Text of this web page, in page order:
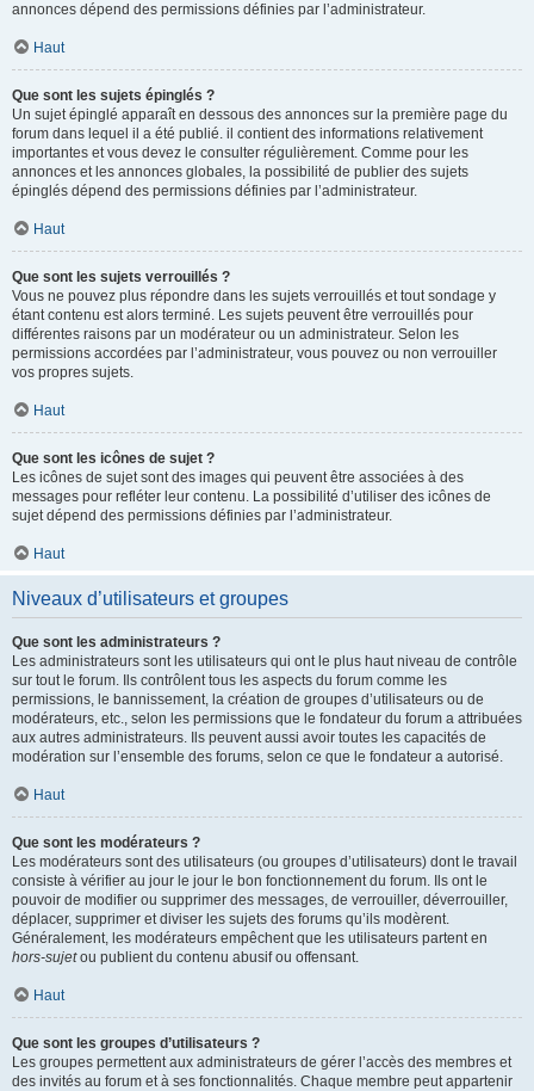
annonces dépend des permissions définies par l’administrateur.
Haut
Que sont les sujets épinglés ?
Un sujet épinglé apparaît en dessous des annonces sur la première page du
forum dans lequel il a été publié. il contient des informations relativement
importantes et vous devez le consulter régulièrement. Comme pour les
annonces et les annonces globales, la possibilité de publier des sujets
épinglés dépend des permissions définies par l’administrateur.
Haut
Que sont les sujets verrouillés ?
Vous ne pouvez plus répondre dans les sujets verrouillés et tout sondage y
étant contenu est alors terminé. Les sujets peuvent être verrouillés pour
différentes raisons par un modérateur ou un administrateur. Selon les
permissions accordées par l’administrateur, vous pouvez ou non verrouiller
vos propres sujets.
Haut
Que sont les icônes de sujet ?
Les icônes de sujet sont des images qui peuvent être associées à des
messages pour refléter leur contenu. La possibilité d’utiliser des icônes de
sujet dépend des permissions définies par l’administrateur.
Haut
Niveaux d’utilisateurs et groupes
Que sont les administrateurs ?
Les administrateurs sont les utilisateurs qui ont le plus haut niveau de contrôle
sur tout le forum. Ils contrôlent tous les aspects du forum comme les
permissions, le bannissement, la création de groupes d’utilisateurs ou de
modérateurs, etc., selon les permissions que le fondateur du forum a attribuées
aux autres administrateurs. Ils peuvent aussi avoir toutes les capacités de
modération sur l’ensemble des forums, selon ce que le fondateur a autorisé.
Haut
Que sont les modérateurs ?
Les modérateurs sont des utilisateurs (ou groupes d’utilisateurs) dont le travail
consiste à vérifier au jour le jour le bon fonctionnement du forum. Ils ont le
pouvoir de modifier ou supprimer des messages, de verrouiller, déverrouiller,
déplacer, supprimer et diviser les sujets des forums qu’ils modèrent.
Généralement, les modérateurs empêchent que les utilisateurs partent en
hors-sujetou publient du contenu abusif ou offensant.
Haut
Que sont les groupes d’utilisateurs ?
Les groupes permettent aux administrateurs de gérer l’accès des membres et
des invités au forum et à ses fonctionnalités. Chaque membre peut appartenir